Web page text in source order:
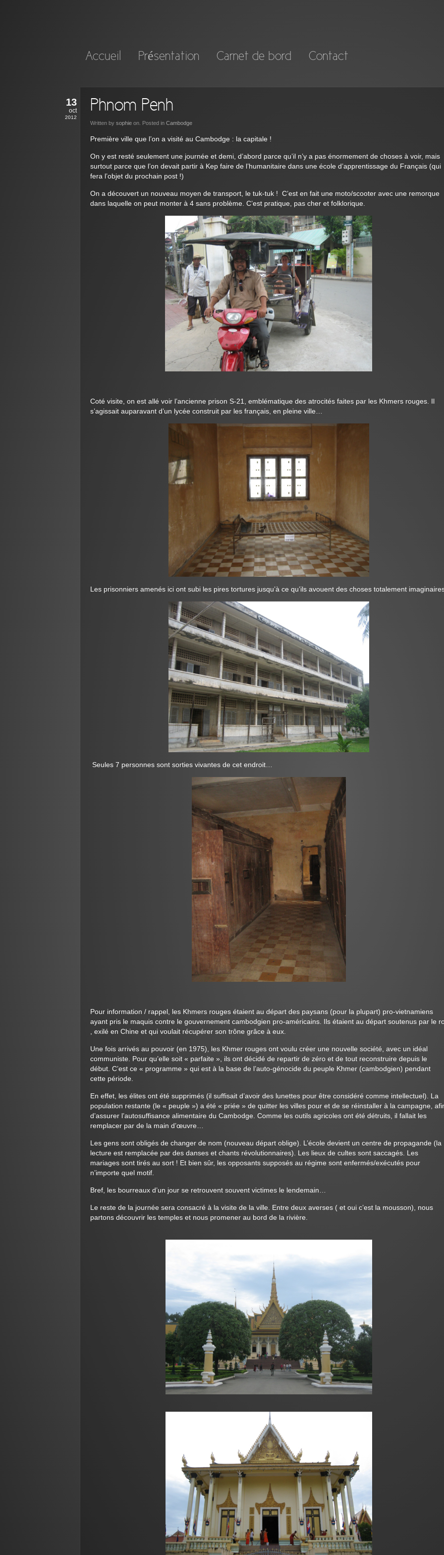
Accueil Présentation Carnet de bord Contact
13
oct
2012
Phnom Penh
Written by sophie on. Posted in Cambodge
Première ville que l’on a visité au Cambodge : la capitale !
On y est resté seulement une journée et demi, d’abord parce qu’il n’y a pas énormement de choses à voir, mais
surtout parce que l’on devait partir à Kep faire de l’humanitaire dans une école d’apprentissage du Français (qui
fera l’objet du prochain post !)
On a découvert un nouveau moyen de transport, le tuk-tuk ! C’est en fait une moto/scooter avec une remorque
dans laquelle on peut monter à 4 sans problème. C’est pratique, pas cher et folklorique.
Coté visite, on est allé voir l’ancienne prison S-21, emblématique des atrocités faites par les Khmers rouges. Il
s’agissait auparavant d’un lycée construit par les français, en pleine ville…
Les prisonniers amenés ici ont subi les pires tortures jusqu’à ce qu’ils avouent des choses totalement
Seules 7 personnes sont sorties vivantes de cet endroit…
Pour information / rappel, les Khmers rouges étaient au départ des paysans (pour la plupart) pro-vietnamiens
ayant pris le maquis contre le gouvernement cambodgien pro-américains. Ils étaient au départ soutenus par le
, exilé en Chine et qui voulait récupérer son trône grâce à eux.
Une fois arrivés au pouvoir (en 1975), les Khmer rouges ont voulu créer une nouvelle société, avec un idéal
communiste. Pour qu’elle soit « parfaite », ils ont décidé de repartir de zéro et de tout reconstruire depuis le
début. C’est ce « programme » qui est à la base de l’auto-génocide du peuple Khmer (cambodgien) pendant
cette période.
En effet, les élites ont été supprimés (il suffisait d’avoir des lunettes pour être considéré comme intellectuel). La
population restante (le « peuple ») a été « priée » de quitter les villes pour et de se réinstaller à la campagne,
d’assurer l’autosuffisance alimentaire du Cambodge. Comme les outils agricoles ont été détruits, il fallait les
remplacer par de la main d’œuvre…
Les gens sont obligés de changer de nom (nouveau départ oblige). L’école devient un centre de propagande (la
lecture est remplacée par des danses et chants révolutionnaires). Les lieux de cultes sont saccagés. Les
mariages sont tirés au sort ! Et bien sûr, les opposants supposés au régime sont enfermés/exécutés pour
n’importe quel motif.
Bref, les bourreaux d’un jour se retrouvent souvent victimes le lendemain…
Le reste de la journée sera consacré à la visite de la ville. Entre deux averses ( et oui c’est la mousson), nous
partons découvrir les temples et nous promener au bord de la rivière.